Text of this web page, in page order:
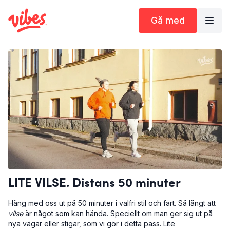
Gå med
LITE VILSE. Distans 50 minuter
Häng med oss ut på 50 minuter i valfri stil och fart. Så långt att
vilseär något som kan hända. Speciellt om man ger sig ut på
nya vägar eller stigar, som vi gör i detta pass. Lite